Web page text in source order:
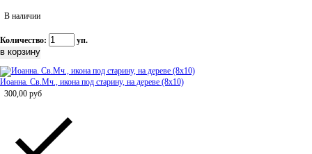
В наличии
Количество: уп.
Иоанна. Св.Мч., икона под старину, на дереве (8x10)
300,00 руб